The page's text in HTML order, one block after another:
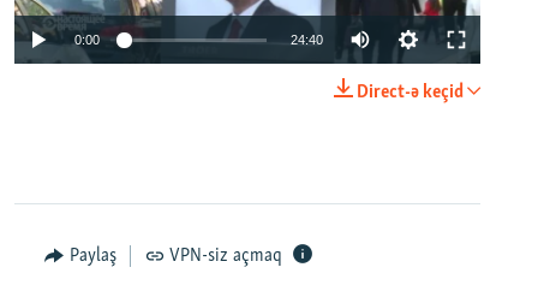
0:00 24:40
Direct-ə keçid
Paylaş VPN-siz açmaq